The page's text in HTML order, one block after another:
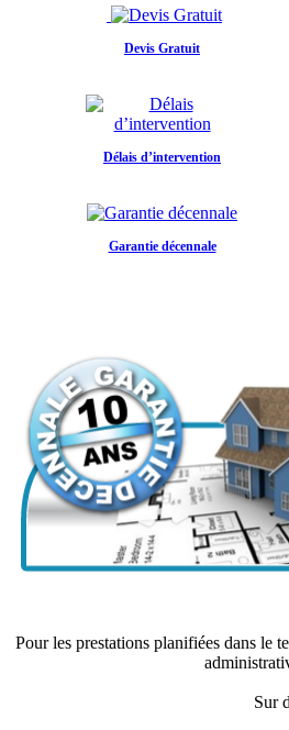
Devis Gratuit
Délais d’intervention
Garantie décennale
Pour les prestations planifiées dans le
Sur